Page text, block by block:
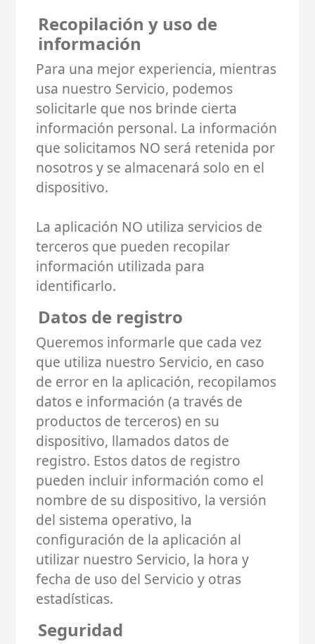
Recopilación y uso de
información
Para una mejor experiencia, mientras
usa nuestro Servicio, podemos
solicitarle que nos brinde cierta
información personal. La información
que solicitamos NO será retenida por
nosotros y se almacenará solo en el
dispositivo.
La aplicación NO utiliza servicios de
terceros que pueden recopilar
información utilizada para
identificarlo.
Datos de registro
Queremos informarle que cada vez
que utiliza nuestro Servicio, en caso
de error en la aplicación, recopilamos
datos e información (a través de
productos de terceros) en su
dispositivo, llamados datos de
registro. Estos datos de registro
pueden incluir información como el
nombre de su dispositivo, la versión
del sistema operativo, la
configuración de la aplicación al
utilizar nuestro Servicio, la hora y
fecha de uso del Servicio y otras
estadísticas.
Seguridad